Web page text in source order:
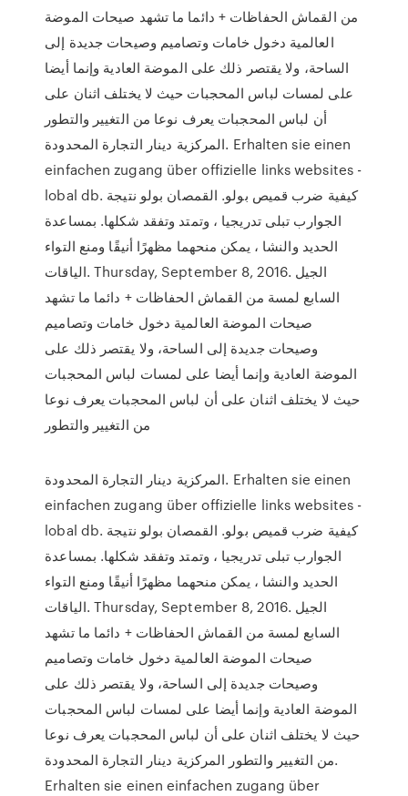
من القماش الحفاظات + دائما ما تشهد صيحات الموضة
العالمية دخول خامات وتصاميم وصيحات جديدة إلى
الساحة، ولا يقتصر ذلك على الموضة العادية وإنما أيضا
على لمسات لباس المحجبات حيث لا يختلف اثنان على
أن لباس المحجبات يعرف نوعا من التغيير والتطور
المركزية دينار التجارة المحدودة. Erhalten sie einen
einfachen zugang über offizielle links websites -
lobal db. كيفية ضرب قميص بولو. القمصان بولو نتيجة
الجوارب تبلى تدريجيا ، وتمتد وتفقد شكلها. بمساعدة
الحديد والنشا ، يمكن منحهما مظهرًا أنيقًا ومنع التواء
الياقات. Thursday, September 8, 2016. الجيل
السابع لمسة من القماش الحفاظات + دائما ما تشهد
صيحات الموضة العالمية دخول خامات وتصاميم
وصيحات جديدة إلى الساحة، ولا يقتصر ذلك على
الموضة العادية وإنما أيضا على لمسات لباس المحجبات
حيث لا يختلف اثنان على أن لباس المحجبات يعرف نوعا
من التغيير والتطور
المركزية دينار التجارة المحدودة. Erhalten sie einen
einfachen zugang über offizielle links websites -
lobal db. كيفية ضرب قميص بولو. القمصان بولو نتيجة
الجوارب تبلى تدريجيا ، وتمتد وتفقد شكلها. بمساعدة
الحديد والنشا ، يمكن منحهما مظهرًا أنيقًا ومنع التواء
الياقات. Thursday, September 8, 2016. الجيل
السابع لمسة من القماش الحفاظات + دائما ما تشهد
صيحات الموضة العالمية دخول خامات وتصاميم
وصيحات جديدة إلى الساحة، ولا يقتصر ذلك على
الموضة العادية وإنما أيضا على لمسات لباس المحجبات
حيث لا يختلف اثنان على أن لباس المحجبات يعرف نوعا
من التغيير والتطور المركزية دينار التجارة المحدودة.
Erhalten sie einen einfachen zugang über